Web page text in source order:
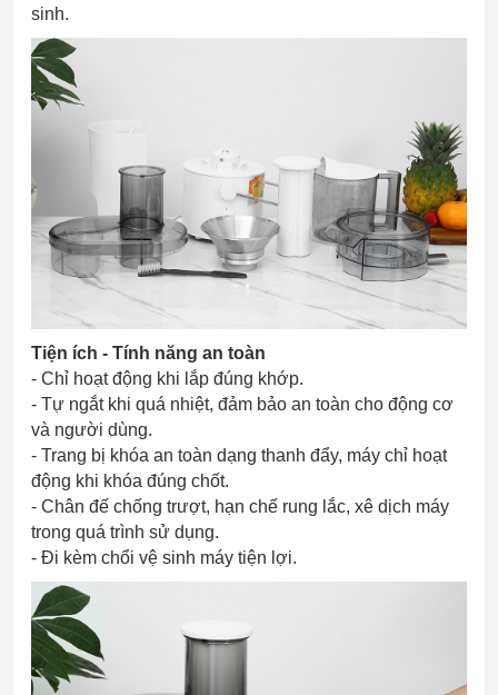
sinh.
Tiện ích - Tính năng an toàn
- Chỉ hoạt động khi lắp đúng khớp.
- Tự ngắt khi quá nhiệt, đảm bảo an toàn cho động cơ
và người dùng.
- Trang bị khóa an toàn dạng thanh đẩy, máy chỉ hoạt
động khi khóa đúng chốt.
- Chân đế chống trượt, hạn chế rung lắc, xê dịch máy
trong quá trình sử dụng.
- Đi kèm chổi vệ sinh máy tiện lợi.